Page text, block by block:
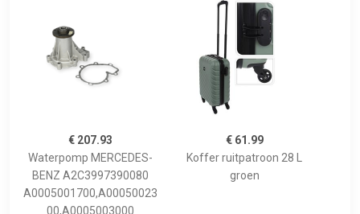
€ 207.93
Waterpomp MERCEDES-
BENZ A2C3997390080
A0005001700,A00050023
00,A0005003000
€ 61.99
Koffer ruitpatroon 28 L
groen